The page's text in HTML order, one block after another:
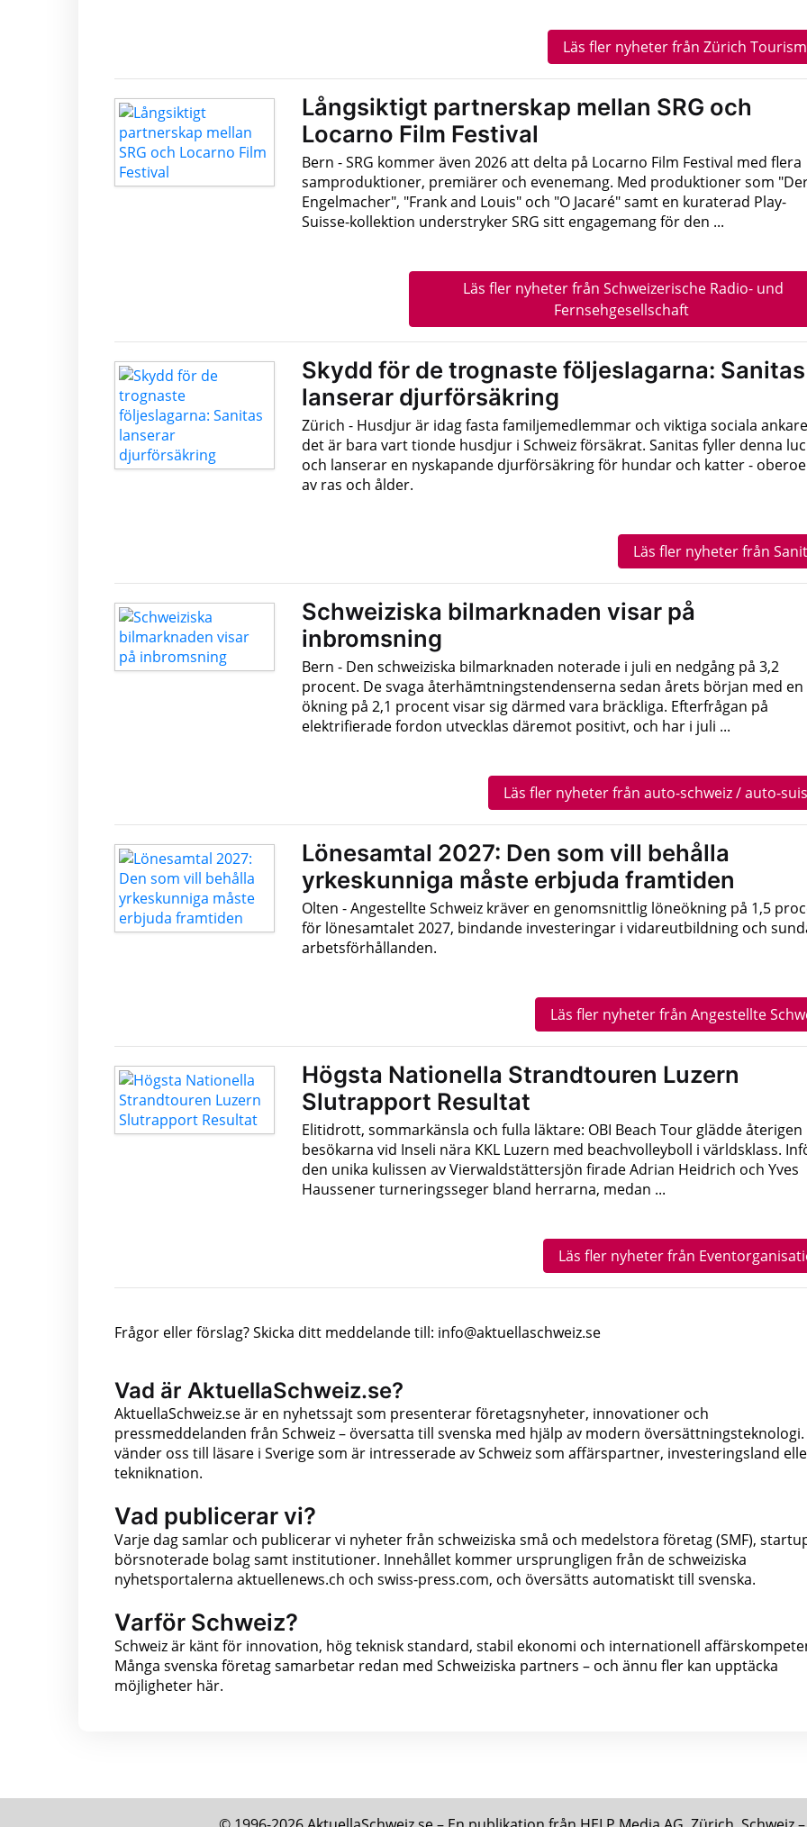
Läs fler nyheter från Zürich
Långsiktigt partnerskap mellan SRG och
Locarno Film Festival
Bern - SRG kommer även 2026 att delta på Locarno Film Festival med flera
samproduktioner, premiärer och evenemang. Med produktioner som
Engelmacher", "Frank and Louis" och "O Jacaré" samt en kuraterad Play-
Suisse-kollektion understryker SRG sitt engagemang för den ...
Läs fler nyheter från Schweizerische Radio- und
Fernsehgesellschaft
Skydd för de trognaste följeslagarna: Sanitas
lanserar djurförsäkring
Zürich - Husdjur är idag fasta familjemedlemmar och viktiga sociala
det är bara vart tionde husdjur i Schweiz försäkrat. Sanitas fyller denna
och lanserar en nyskapande djurförsäkring för hundar och katter -
av ras och ålder.
Läs fler nyheter från
Schweiziska bilmarknaden visar på
inbromsning
Bern - Den schweiziska bilmarknaden noterade i juli en nedgång på 3,2
procent. De svaga återhämtningstendenserna sedan årets början med en
ökning på 2,1 procent visar sig därmed vara bräckliga. Efterfrågan på
elektrifierade fordon utvecklas däremot positivt, och har i juli ...
Läs fler nyheter från auto-schweiz / auto-
Lönesamtal 2027: Den som vill behålla
yrkeskunniga måste erbjuda framtiden
Olten - Angestellte Schweiz kräver en genomsnittlig löneökning på 1,5
för lönesamtalet 2027, bindande investeringar i vidareutbildning och
arbetsförhållanden.
Läs fler nyheter från Angestellte
Högsta Nationella Strandtouren Luzern
Slutrapport Resultat
Elitidrott, sommarkänsla och fulla läktare: OBI Beach Tour glädde återigen
besökarna vid Inseli nära KKL Luzern med beachvolleyboll i världsklass.
den unika kulissen av Vierwaldstättersjön firade Adrian Heidrich och Yves
Haussener turneringsseger bland herrarna, medan ...
Läs fler nyheter från
Frågor eller förslag? Skicka ditt meddelande till: info@aktuellaschweiz.se
Vad är AktuellaSchweiz.se?
AktuellaSchweiz.se är en nyhetssajt som presenterar företagsnyheter, innovationer och
pressmeddelanden från Schweiz – översatta till svenska med hjälp av modern översättningsteknologi.
vänder oss till läsare i Sverige som är intresserade av Schweiz som affärspartner, investeringsland
tekniknation.
Vad publicerar vi?
Varje dag samlar och publicerar vi nyheter från schweiziska små och medelstora företag (SMF),
börsnoterade bolag samt institutioner. Innehållet kommer ursprungligen från de schweiziska
nyhetsportalerna aktuellenews.ch och swiss-press.com, och översätts automatiskt till svenska.
Varför Schweiz?
Schweiz är känt för innovation, hög teknisk standard, stabil ekonomi och internationell
Många svenska företag samarbetar redan med Schweiziska partners – och ännu fler kan upptäcka
möjligheter här.